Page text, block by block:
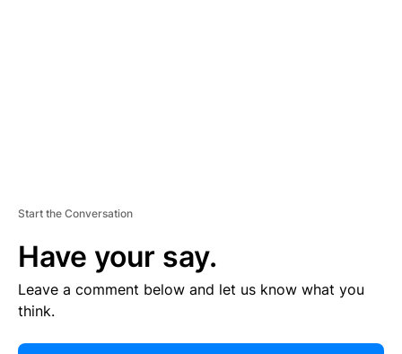
Start the Conversation
Have your say.
Leave a comment below and let us know what you
think.